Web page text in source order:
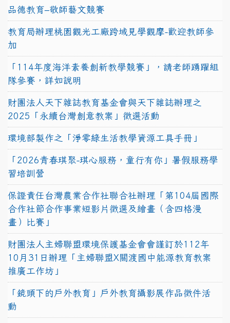
品德教育–敬師藝文競賽
教育局辦理桃園觀光工廠跨域見學觀摩-歡迎教師參
加
「114年度海洋素養創新教學競賽」，請老師踴躍組
隊參賽，詳如說明
財團法人天下雜誌教育基金會與天下雜誌辦理之
2025「永續台灣創意教案」徵選活動
環境部製作之「淨零綠生活教學資源工具手冊」
「2026青春琪聚-琪心服務，童行有你」暑假服務學
習培訓營
保證責任台灣農業合作社聯合社辦理「第104屆國際
合作社節合作事業短影片徵選及繪畫（含四格漫
畫）比賽」
財團法人主婦聯盟環境保護基金會會謹訂於112年
10月31日辦理「主婦聯盟X關渡國中能源教育教案
推廣工作坊」
「鏡頭下的戶外教育」戶外教育攝影展作品徵件活
動